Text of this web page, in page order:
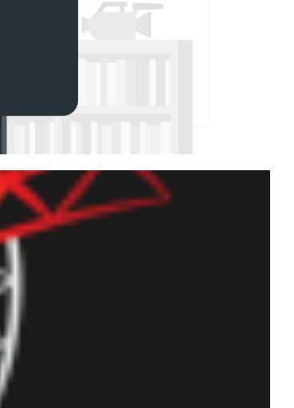
CSV todos
, diretório,